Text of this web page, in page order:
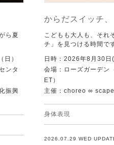
ら夏
）
ンタ
振興
からだスイッチ
こどもも大人も、それ
チ」を見つける時間で
日時：2026年8月30日
会場：ローズガーデン
ET）
主催：choreo ∞ scape
身体表現
2026.07.29 WED